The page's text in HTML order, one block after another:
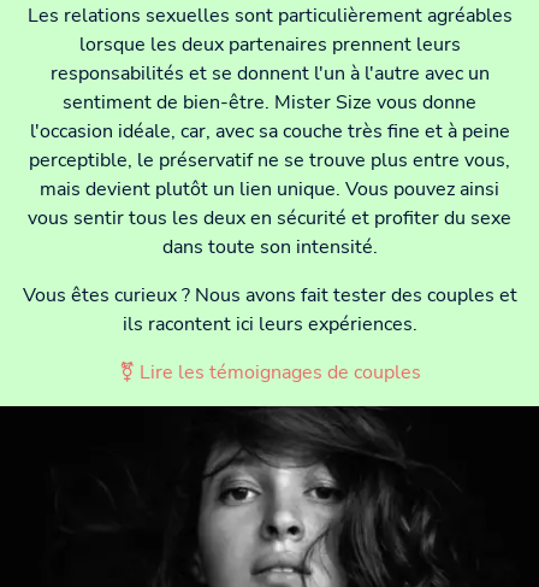
Les relations sexuelles sont particulièrement agréables
lorsque les deux partenaires prennent leurs
responsabilités et se donnent l'un à l'autre avec un
sentiment de bien-être. Mister Size vous donne
l'occasion idéale, car, avec sa couche très fine et à peine
perceptible, le préservatif ne se trouve plus entre vous,
mais devient plutôt un lien unique. Vous pouvez ainsi
vous sentir tous les deux en sécurité et profiter du sexe
dans toute son intensité.
Vous êtes curieux ? Nous avons fait tester des couples et
ils racontent ici leurs expériences.
⚧ Lire les témoignages de couples